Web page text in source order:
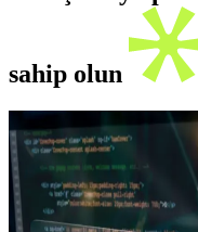
sahip olun